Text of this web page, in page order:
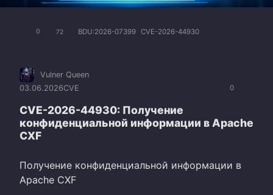
0 72 BDU:2026-07399 CVE-2026-44930
0
Vulner Queen
03.06.2026CVE
CVE-2026-44930: Получение
конфиденциальной информации в Apache
CXF
Получение конфиденциальной информации в
Apache CXF